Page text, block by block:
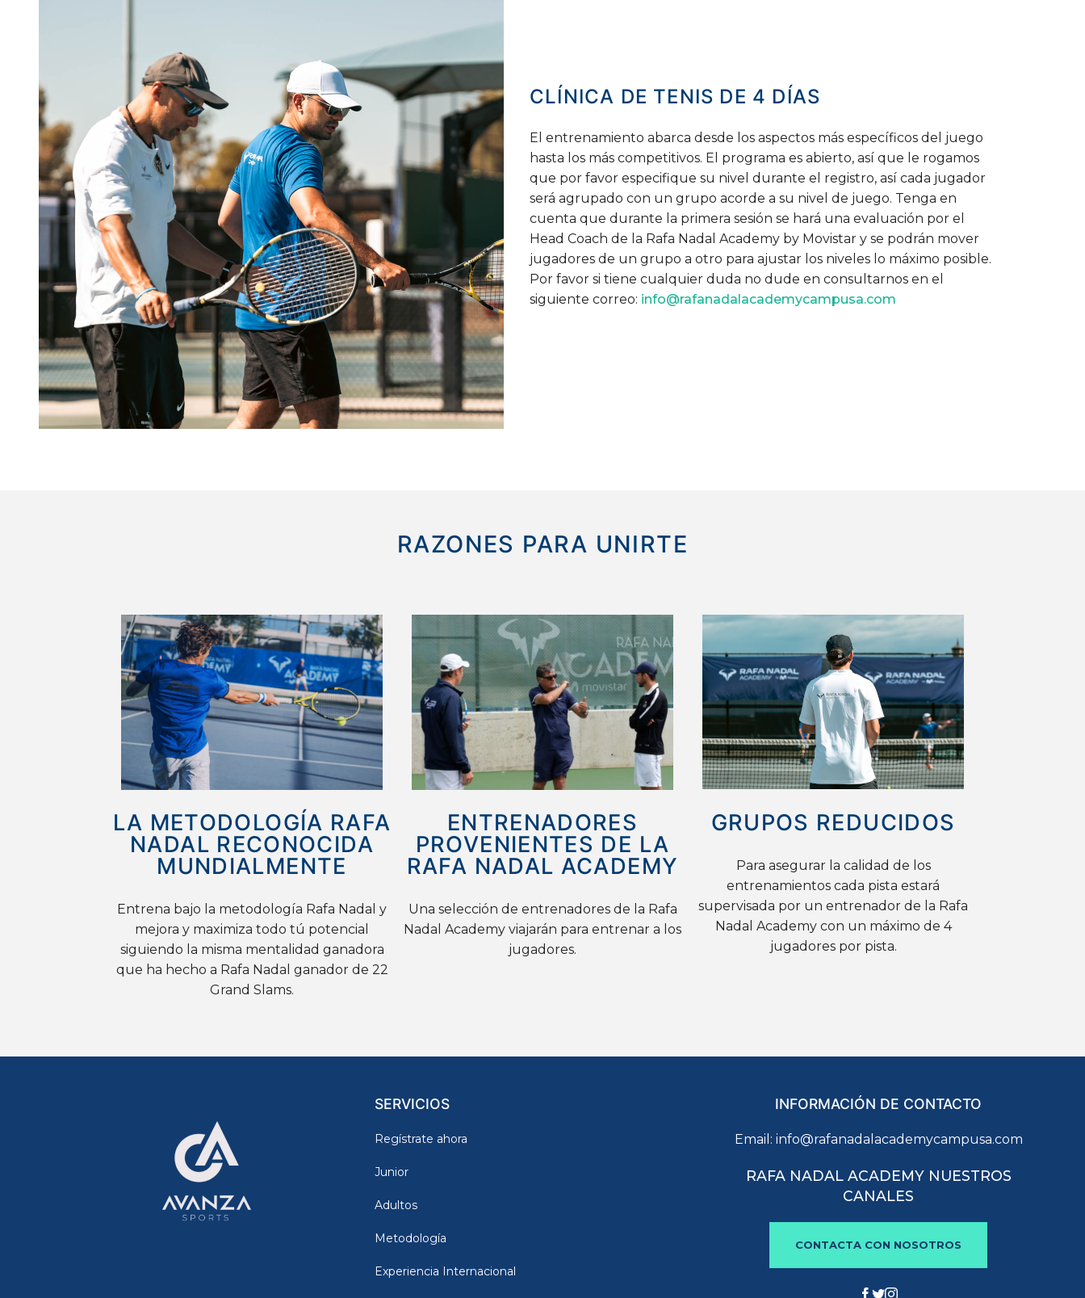
CLÍNICA DE TENIS DE 4 DÍAS
El entrenamiento abarca desde los aspectos más específicos del juego
hasta los más competitivos. El programa es abierto, así que le rogamos
que por favor especifique su nivel durante el registro, así cada jugador
será agrupado con un grupo acorde a su nivel de juego. Tenga en
cuenta que durante la primera sesión se hará una evaluación por el
Head Coach de la Rafa Nadal Academy by Movistar y se podrán mover
jugadores de un grupo a otro para ajustar los niveles lo máximo posible.
Por favor si tiene cualquier duda no dude en consultarnos en el
siguiente correo: info@rafanadalacademycampusa.com
RAZONES PARA UNIRTE
LA METODOLOGÍA RAFA
NADAL RECONOCIDA
MUNDIALMENTE
Entrena bajo la metodología Rafa Nadal y
mejora y maximiza todo tú potencial
siguiendo la misma mentalidad ganadora
que ha hecho a Rafa Nadal ganador de 22
Grand Slams.
ENTRENADORES
PROVENIENTES DE LA
RAFA NADAL ACADEMY
Una selección de entrenadores de la Rafa
Nadal Academy viajarán para entrenar a los
jugadores.
GRUPOS REDUCIDOS
Para asegurar la calidad de los
entrenamientos cada pista estará
supervisada por un entrenador de la Rafa
Nadal Academy con un máximo de 4
jugadores por pista.
SERVICIOS
Regístrate ahora
Junior
Adultos
Metodología
Experiencia Internacional
INFORMACIÓN DE CONTACTO
Email: info@rafanadalacademycampusa.com
RAFA NADAL ACADEMY NUESTROS
CANALES
CONTACTA CON NOSOTROS